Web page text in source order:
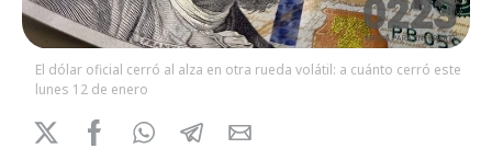
El dólar oficial cerró al alza en otra rueda volátil: a cuánto cerró este
lunes 12 de enero